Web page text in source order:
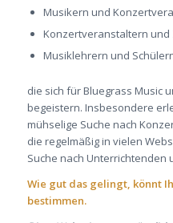
Musikern und
Konzertveranstaltern und
Musiklehrern und
die sich für Bluegrass Music
begeistern. Insbesondere
mühselige Suche nach
die regelmäßig in vielen
Suche nach Unterrichtenden
Wie gut das gelingt, könnt
bestimmen.